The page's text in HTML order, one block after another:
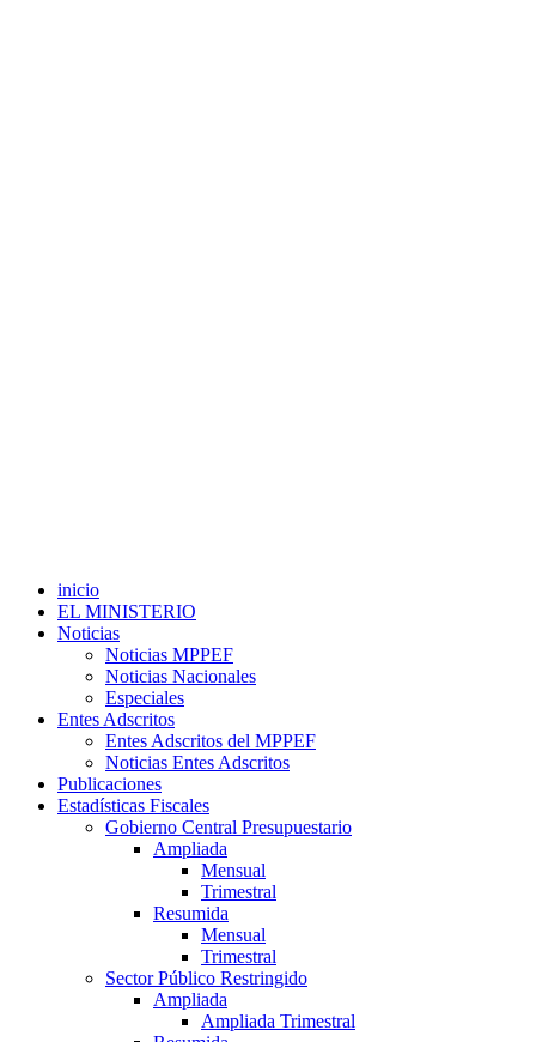
inicio
EL MINISTERIO
Noticias
Noticias MPPEF
Noticias Nacionales
Especiales
Entes Adscritos
Entes Adscritos del MPPEF
Noticias Entes Adscritos
Publicaciones
Estadísticas Fiscales
Gobierno Central Presupuestario
Ampliada
Mensual
Trimestral
Resumida
Mensual
Trimestral
Sector Público Restringido
Ampliada
Ampliada Trimestral